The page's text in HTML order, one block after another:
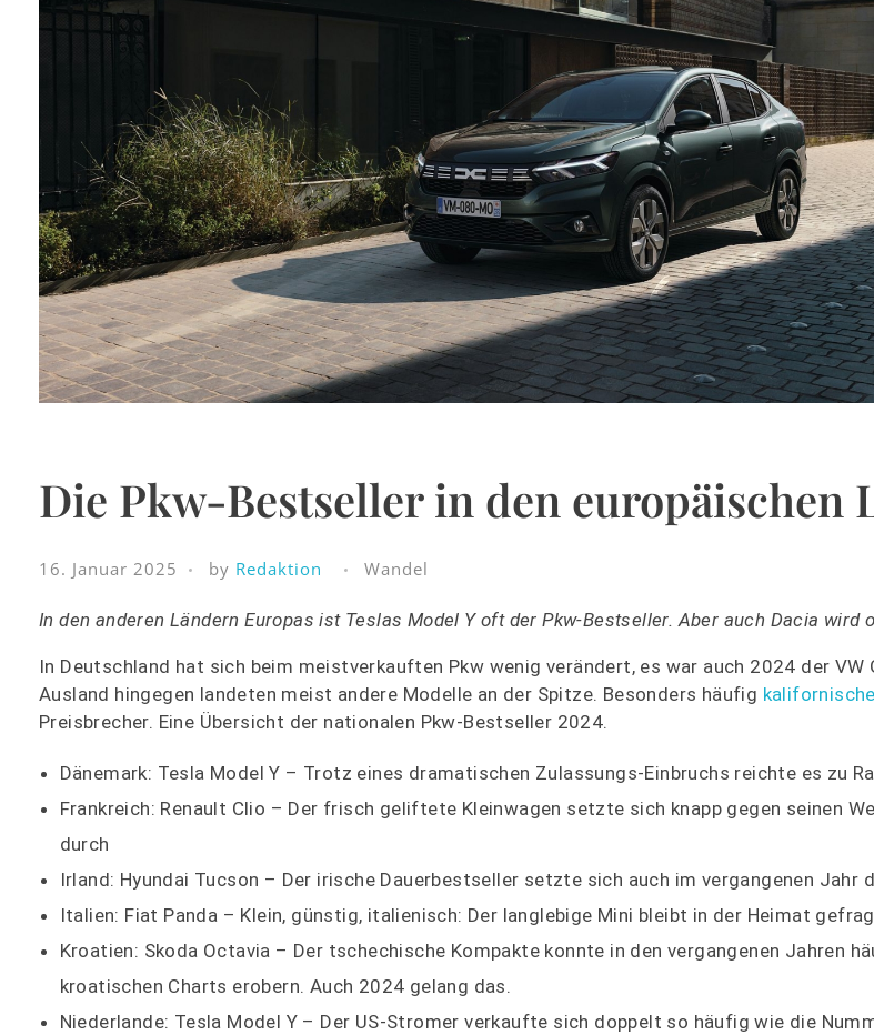
Die Pkw-Bestseller in den europäischen
16. Januar 2025 by Redaktion Wandel
In den anderen Ländern Europas ist Teslas Model Y oft der Pkw-Bestseller. Aber auch Dacia wird
In Deutschland hat sich beim meistverkauften Pkw wenig verändert, es war auch 2024 der VW
Ausland hingegen landeten meist andere Modelle an der Spitze. Besonders häufig
Preisbrecher. Eine Übersicht der nationalen Pkw-Bestseller 2024.
Dänemark: Tesla Model Y – Trotz eines dramatischen Zulassungs-Einbruchs reichte es zu
Frankreich: Renault Clio – Der frisch geliftete Kleinwagen setzte sich knapp gegen seinen
durch
Irland: Hyundai Tucson – Der irische Dauerbestseller setzte sich auch im vergangenen Jahr
Italien: Fiat Panda – Klein, günstig, italienisch: Der langlebige Mini bleibt in der Heimat
Kroatien: Skoda Octavia – Der tschechische Kompakte konnte in den vergangenen Jahren
kroatischen Charts erobern. Auch 2024 gelang das.
Niederlande: Tesla Model Y – Der US-Stromer verkaufte sich doppelt so häufig wie die